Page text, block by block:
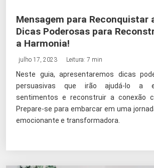
Mensagem para Reconquistar
Dicas Poderosas para
a Harmonia!
julho 17, 2023 Leitura: 7 min
Neste guia, apresentaremos dicas
persuasivas que irão ajudá-lo a
sentimentos e reconstruir a conexão
Prepare-se para embarcar em uma
emocionante e transformadora.